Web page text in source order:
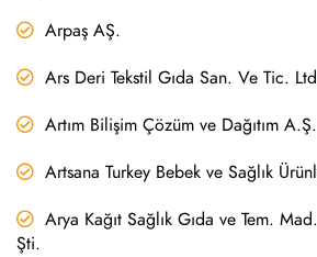
Arpaş AŞ.
Ars Deri Tekstil Gıda San. Ve Tic.
Artım Bilişim Çözüm ve Dağıtım A.Ş.
Artsana Turkey Bebek ve Sağlık
Arya Kağıt Sağlık Gıda ve Tem.
Şti.